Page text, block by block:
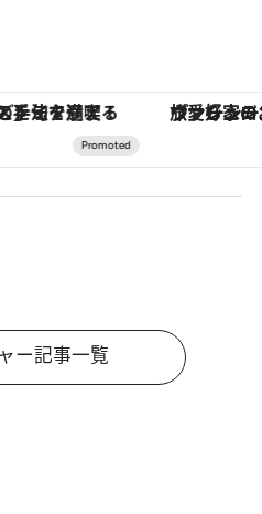
お気に入りコレクションから、ジェンダーレスな新作が登場
ー記事一覧